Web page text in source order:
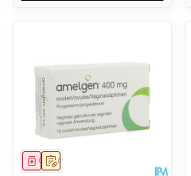
Op voorschrift
Geneesmiddel